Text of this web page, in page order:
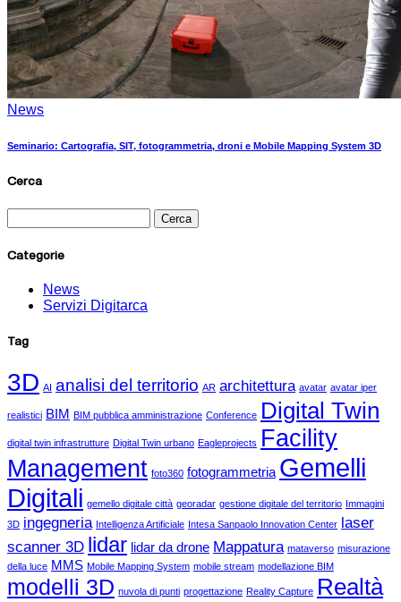
News
Seminario: Cartografia, SIT, fotogrammetria, droni e Mobile Mapping System 3D
Cerca
Categorie
News
Servizi Digitarca
Tag
3D AI analisi del territorio AR architettura avatar avatar iper
realistici BIM BIM pubblica amministrazione Conference Digital Twin
digital twin infrastrutture Digital Twin urbano Eagleprojects Facility
Management foto360 fotogrammetria Gemelli
Digitali gemello digitale città georadar gestione digitale del territorio Immagini
3D ingegneria Intelligenza Artificiale Intesa Sanpaolo Innovation Center laser
scanner 3D lidar lidar da drone Mappatura mataverso misurazione
della luce MMS Mobile Mapping System mobile stream modellazione BIM
modelli 3D nuvola di punti progettazione Reality Capture Realtà